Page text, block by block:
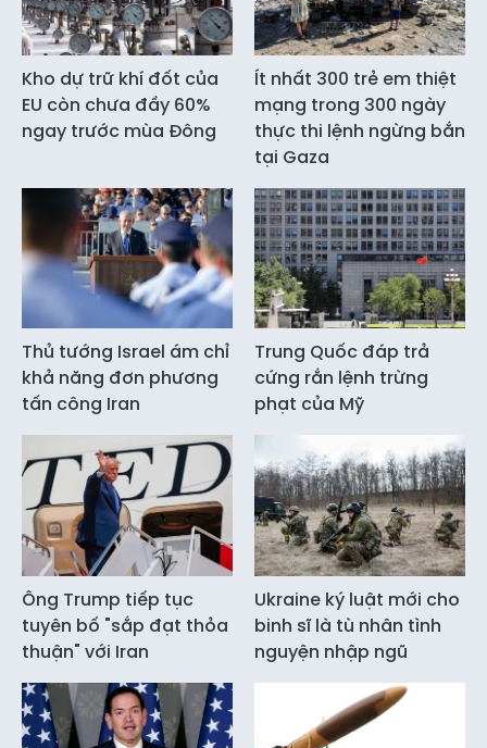
Kho dự trữ khí đốt của
EU còn chưa đầy 60%
ngay trước mùa Đông
Ít nhất 300 trẻ em thiệt
mạng trong 300 ngày
thực thi lệnh ngừng bắn
tại Gaza
Thủ tướng Israel ám chỉ
khả năng đơn phương
tấn công Iran
Trung Quốc đáp trả
cứng rắn lệnh trừng
phạt của Mỹ
Ông Trump tiếp tục
tuyên bố "sắp đạt thỏa
thuận" với Iran
Ukraine ký luật mới cho
binh sĩ là tù nhân tình
nguyện nhập ngũ